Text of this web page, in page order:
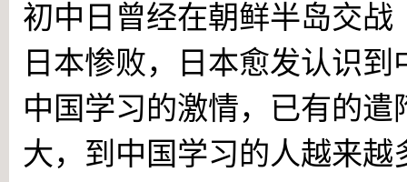
初中日曾经在朝鲜半岛交
日本惨败，日本愈发认识
中国学习的激情，已有的
大，到中国学习的人越来